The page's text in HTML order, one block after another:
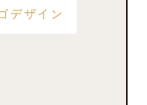
デザイン